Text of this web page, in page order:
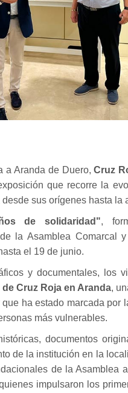
a Aranda de Duero,Cruz
que recorre la
sus orígenes hasta la
de solidaridad",
la Asamblea Comarcal
el 19 de junio.
y documentales, los
Cruz Roja en Aranda,
ha estado marcada por
más vulnerables.
documentos
de la institución en la
de la Asamblea
impulsaron los